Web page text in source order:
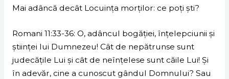
Mai adâncă decât Locuinţa morţilor: ce poţi şti?
Romani 11:33-36: O, adâncul bogăţiei, înţelepciunii şi
ştiinţei lui Dumnezeu! Cât de nepătrunse sunt
judecăţile Lui şi cât de neînţelese sunt căile Lui! Şi
în adevăr, cine a cunoscut gândul Domnului? Sau